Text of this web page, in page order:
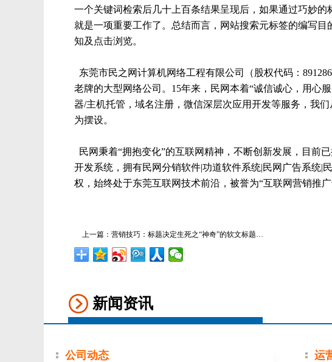
一个关键词检索后几十上百条结果呈现后，如果通过巧妙
就是一项重要工作了。总结而言，网站搜索元标签的编写
知及点击浏览。
东莞市民之网计算机网络工程有限公司（股权代码：
老牌的大型网络公司。15年来，民网本着“诚信诚心，用心
器/主机托管，域名注册，微信深层次应用开发等服务，我
为摆设。
民网秉着“拥抱变化”的互联网精神，不断创新发展，目前
开发系统，拥有民网分销软件|功道软件系统|民网广告系统|
权，始终处于东莞互联网技术前沿，被誉为“互联网营销推
上一篇： 营销技巧：标题决定生死之“神奇”的软文标题…
新闻资讯
公司动态 运